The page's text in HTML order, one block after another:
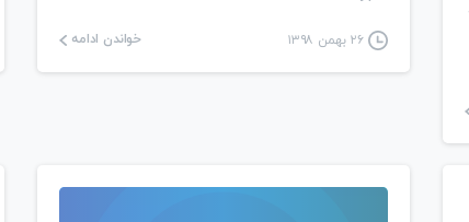
۲۶ بهمن ۱۳۹۸ خواندن ادامه